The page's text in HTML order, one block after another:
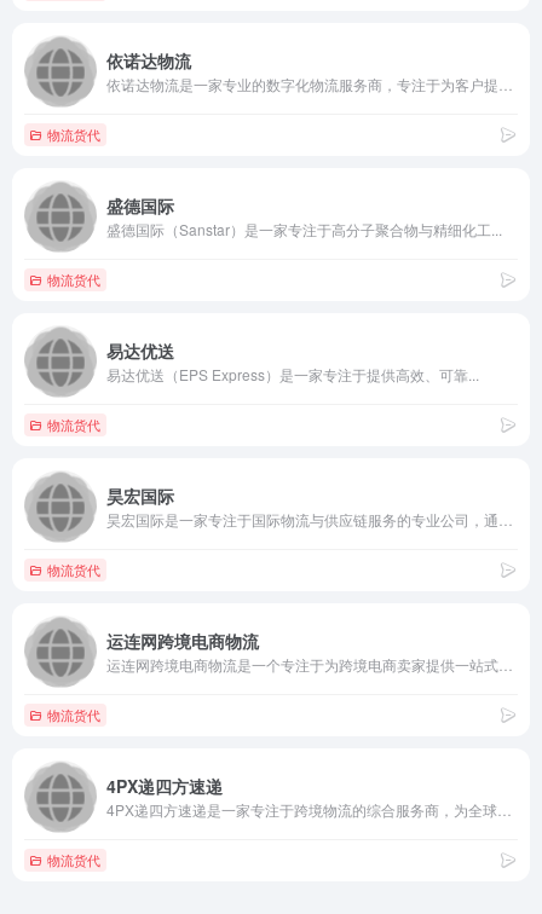
依诺达物流
物流货代
盛德国际
盛德国际（Sanstar）是一家专注于高分子聚合物与精细化工...
物流货代
易达优送
易达优送（EPS Express）是一家专注于提供高效、可靠...
物流货代
昊宏国际
物流货代
运连网跨境电商物流
物流货代
4PX递四方速递
物流货代